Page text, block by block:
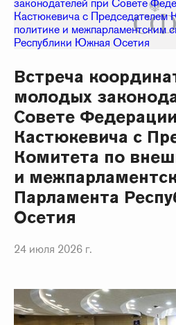
Встреча
молодых
Совете
Кастюкевича с
Комитета по
и
Парламента
Осетия
24 июля 2026 г.